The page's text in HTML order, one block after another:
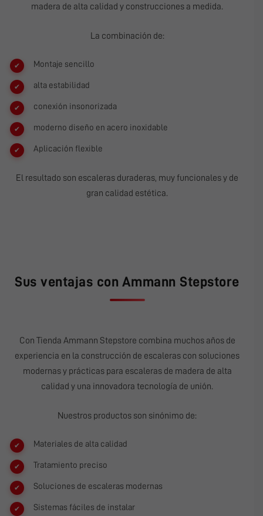
madera de alta calidad y construcciones a medida.
La combinación de:
Montaje sencillo
alta estabilidad
conexión insonorizada
moderno diseño en acero inoxidable
Aplicación flexible
El resultado son escaleras duraderas, muy funcionales y de
gran calidad estética.
Sus ventajas con Ammann Stepstore
Con Tienda Ammann Stepstore combina muchos años de
experiencia en la construcción de escaleras con soluciones
modernas y prácticas para escaleras de madera de alta
calidad y una innovadora tecnología de unión.
Nuestros productos son sinónimo de:
Materiales de alta calidad
Tratamiento preciso
Soluciones de escaleras modernas
Sistemas fáciles de instalar